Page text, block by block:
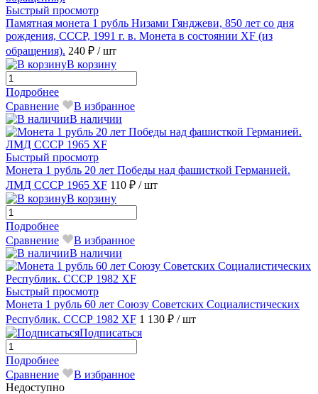
Быстрый просмотр
Памятная монета 1 рубль Низами Гянджеви, 850 лет со дня
рождения, СССР, 1991 г. в. Монета в состоянии XF (из
обращения). 240 ₽ / шт
В корзину
Подробнее
Сравнение
В избранное
В наличии
Быстрый просмотр
Монета 1 рубль 20 лет Победы над фашисткой Германией.
ЛМД СССР 1965 XF 110 ₽ / шт
В корзину
Подробнее
Сравнение
В избранное
В наличии
Быстрый просмотр
Монета 1 рубль 60 лет Союзу Советских Социалистических
Республик. СССР 1982 XF 1 130 ₽ / шт
Подписаться
Подробнее
Сравнение
В избранное
Недоступно